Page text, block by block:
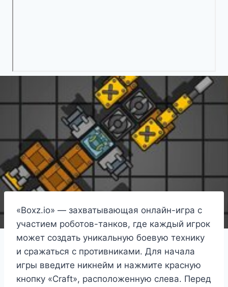
«Boxz.io» — захватывающая онлайн-игра с
участием роботов-танков, где каждый игрок
может создать уникальную боевую технику
и сражаться с противниками. Для начала
игры введите никнейм и нажмите красную
кнопку «Craft», расположенную слева. Перед